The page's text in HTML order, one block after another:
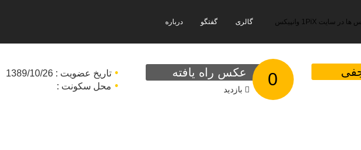
گالری گفتگو درباره
0 عکس راه یافته
بازدید
تاریخ عضویت : 1389/10/26
محل سکونت :